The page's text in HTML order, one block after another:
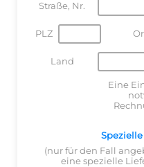
Straße, Nr.
PLZ
Land
Eine
(nur für den Fall
eine spezielle